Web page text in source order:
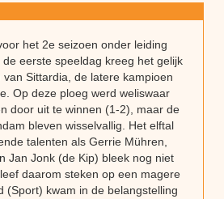
het 2e seizoen onder leiding
eerste speeldag kreeg het gelijk
Sittardia, de latere kampioen
Op deze ploeg werd weliswaar
door uit te winnen (1-2), maar de
bleven wisselvallig. Het elftal
talenten als Gerrie Mühren,
Jan Jonk (de Kip) bleek nog niet
daarom steken op een magere
(Sport) kwam in de belangstelling